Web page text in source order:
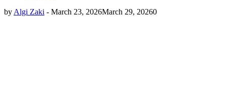
by Algi Zaki - March 23, 2026March 29, 20260